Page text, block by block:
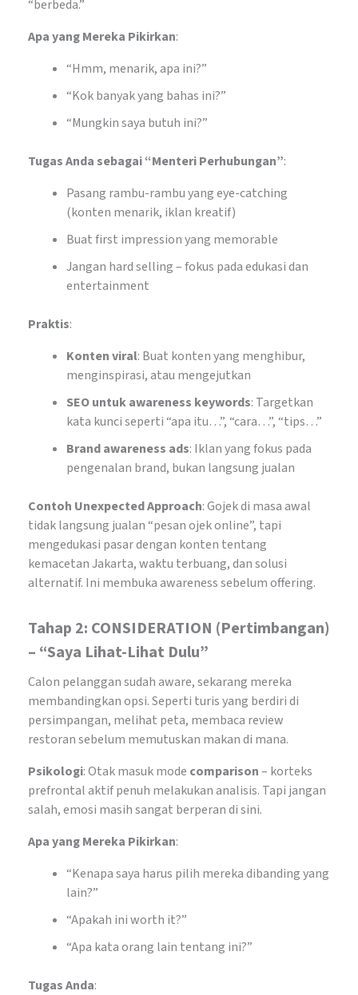
“berbeda.”
Apa yang Mereka Pikirkan:
“Hmm, menarik, apa ini?”
“Kok banyak yang bahas ini?”
“Mungkin saya butuh ini?”
Tugas Anda sebagai “Menteri Perhubungan”:
Pasang rambu-rambu yang eye-catching
(konten menarik, iklan kreatif)
Buat first impression yang memorable
Jangan hard selling – fokus pada edukasi dan
entertainment
Praktis:
Konten viral: Buat konten yang menghibur,
menginspirasi, atau mengejutkan
SEO untuk awareness keywords: Targetkan
kata kunci seperti “apa itu…”, “cara…”, “tips…”
Brand awareness ads: Iklan yang fokus pada
pengenalan brand, bukan langsung jualan
Contoh Unexpected Approach: Gojek di masa awal
tidak langsung jualan “pesan ojek online”, tapi
mengedukasi pasar dengan konten tentang
kemacetan Jakarta, waktu terbuang, dan solusi
alternatif. Ini membuka awareness sebelum offering.
Tahap 2: CONSIDERATION (Pertimbangan)
– “Saya Lihat-Lihat Dulu”
Calon pelanggan sudah aware, sekarang mereka
membandingkan opsi. Seperti turis yang berdiri di
persimpangan, melihat peta, membaca review
restoran sebelum memutuskan makan di mana.
Psikologi: Otak masuk mode comparison– korteks
prefrontal aktif penuh melakukan analisis. Tapi jangan
salah, emosi masih sangat berperan di sini.
Apa yang Mereka Pikirkan:
“Kenapa saya harus pilih mereka dibanding yang
lain?”
“Apakah ini worth it?”
“Apa kata orang lain tentang ini?”
Tugas Anda: